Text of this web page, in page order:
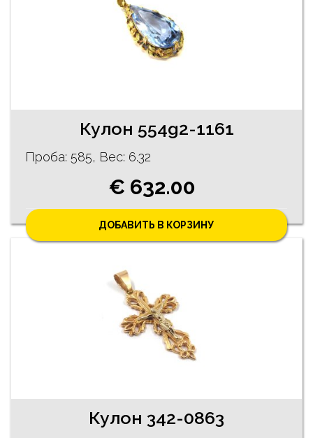
Кулон 554g2-1161
Проба: 585, Bес: 6.32
€ 632.00
ДОБАВИТЬ В КОРЗИНУ
Кулон 342-0863